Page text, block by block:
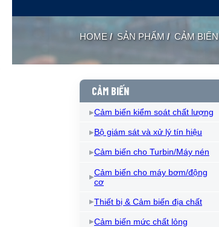
HOME / SẢN PHẨM / CẢM BIẾN
CẢM BIẾN
Cảm biến kiểm soát chất lượng
Bộ giám sát và xử lý tín hiệu
Cảm biến cho Turbin/Máy nén
Cảm biến cho máy bơm/động
cơ
Thiết bị & Cảm biến địa chất
Cảm biến mức chất lỏng